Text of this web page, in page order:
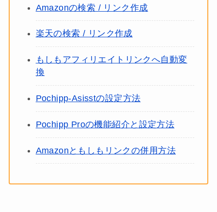
Amazonの検索 / リンク作成
楽天の検索 / リンク作成
もしもアフィリエイトリンクへ自動変
換
Pochipp-Asisstの設定方法
Pochipp Proの機能紹介と設定方法
Amazonともしもリンクの併用方法